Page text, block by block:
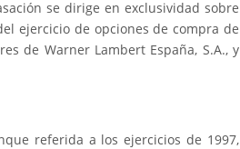
se dirige en exclusividad sobre
ejercicio de opciones de compra de
de Warner Lambert España, S.A., y
referida a los ejercicios de 1997,